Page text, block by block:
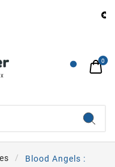

0
Blood Angels :